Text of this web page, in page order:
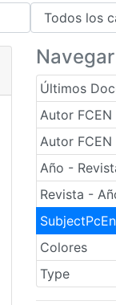
Navegar
Últimos
Autor
Autor
Año -
Revista -
SubjectPcEn
Colores
Type